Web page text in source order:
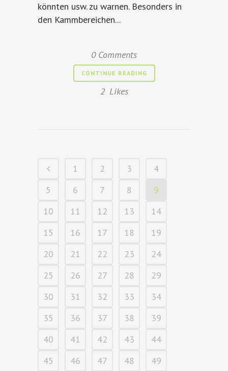
könnten usw. zu warnen. Besonders in
den Kammbereichen...
0 Comments
CONTINUE READING
2 Likes
1 2 3
4
5
6 7 8
9
10
11 12 13
14
15
16 17 18
19
20
21 22 23
24
25
26 27 28
29
30
31 32 33
34
35
36 37 38
39
40
41 42 43
44
45
46 47 48
49